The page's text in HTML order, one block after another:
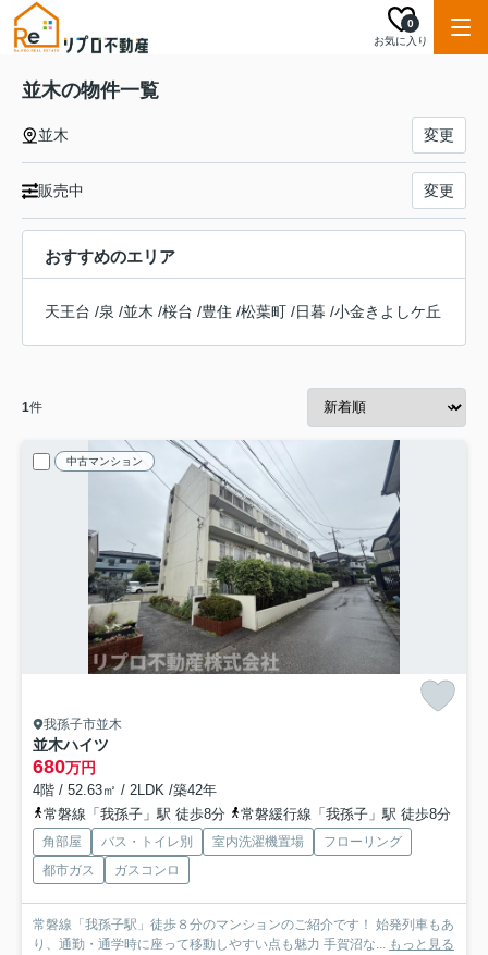
お気に入り
0
並木の物件一覧
並木 変更
販売中 変更
おすすめのエリア
天王台 /泉 /並木 /桜台 /豊住 /松葉町 /日暮 /小金きよしケ丘
1件
中古マンション
我孫子市並木
並木ハイツ
680万円
4階 / 52.63㎡ / 2LDK /築42年
常磐線「我孫子」駅 徒歩8分
常磐緩行線「我孫子」駅 徒歩8分
角部屋 バス・トイレ別 室内洗濯機置場
フローリング
都市ガス
ガスコンロ
常磐線「我孫子駅」徒歩８分のマンションのご紹介です！ 始発列車もあ
り、通勤・通学時に座って移動しやすい点も魅力 手賀沼な... もっと見る